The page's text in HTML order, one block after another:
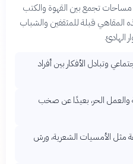
مساحات تجمع بين القهوة والكتب
قبلة للمثقفين والشباب
الهادئ.
وتبادل الأفكار بين أفراد
والعمل الحر، بعيدًا عن صخب
مثل الأمسيات الشعرية، ورش